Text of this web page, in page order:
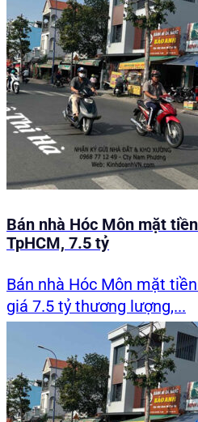
Bán nhà Hóc Môn mặt
TpHCM, 7.5 tỷ
Bán nhà Hóc Môn mặt
giá 7.5 tỷ thương lượng,...